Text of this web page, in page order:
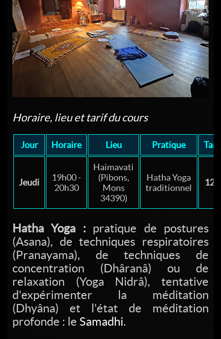
Horaire, lieu et tarif du cours
Jour Horaire Lieu Pratique Tarif
Jeudi
19h00 -
20h30
Haimavati
(Pibons,
Mons
34390)
Hatha Yoga
traditionnel
12 €
Hatha Yoga :pratique de postures
(Asana), de techniques respiratoires
(Pranayama), de techniques de
concentration (Dhâranâ) ou de
relaxation (Yoga Nidrâ), tentative
d'expérimenter la méditation
(Dhyâna) et l'état de méditation
profonde : le Samadhi.